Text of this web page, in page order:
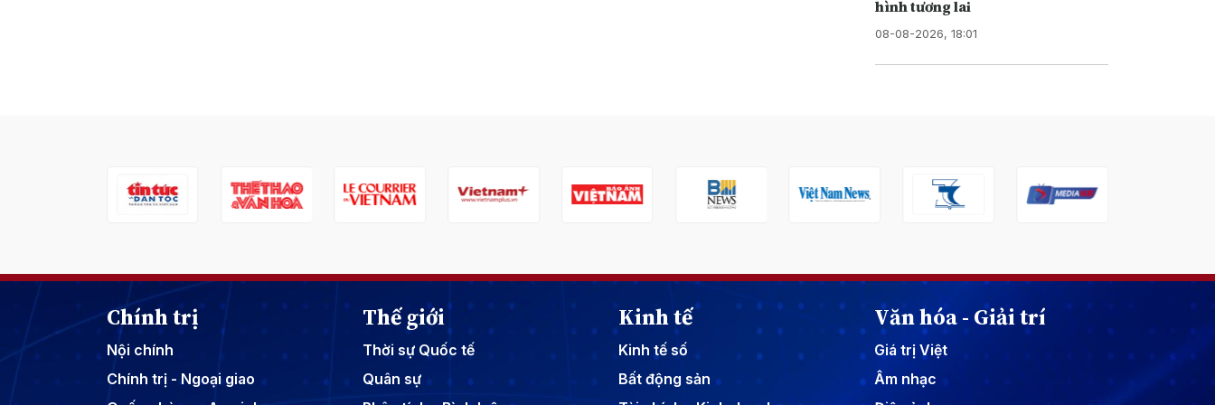
hình tương lai
08-08-2026, 18:01
Chính trị
Nội chính
Chính trị - Ngoại giao
Thế giới
Thời sự Quốc tế
Quân sự
Kinh tế
Kinh tế số
Bất động sản
Văn hóa - Giải trí
Giá trị Việt
Âm nhạc